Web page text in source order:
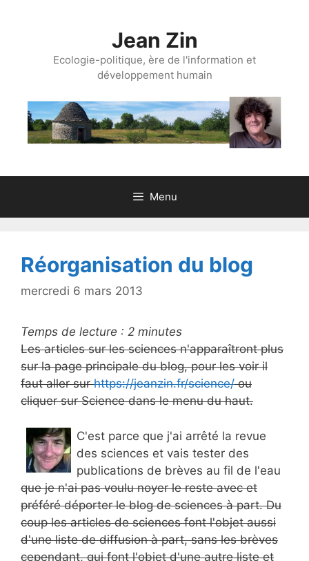
Jean Zin
Ecologie-politique, ère de l'information et
développement humain
Menu
Réorganisation du blog
mercredi 6 mars 2013
Temps de lecture : 2 minutes
Les articles sur les sciences n'apparaîtront plus
sur la page principale du blog, pour les voir il
faut aller surhttps://jeanzin.fr/science/ou
cliquer sur Science dans le menu du haut.
C'est parce que j'ai arrêté la revue
des sciences et vais tester des
publications de brèves au fil de l'eau
que je n'ai pas voulu noyer le reste avec et
préféré déporter le blog de sciences à part. Du
coup les articles de sciences font l'objet aussi
d'une liste de diffusion à part, sans les brèves
cependant, qui font l'objet d'une autre liste et